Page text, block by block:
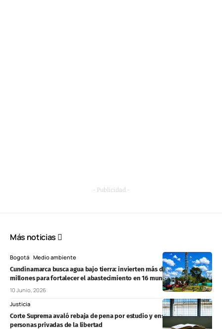
- Publicidad -
Más noticias
Bogotá Medio ambiente
Cundinamarca busca agua bajo tierra: invierten más de $12.240
millones para fortalecer el abastecimiento en 16 municipios
10 Junio, 2026
Justicia
Corte Suprema avaló rebaja de pena por estudio y enseñanza para
personas privadas de la libertad